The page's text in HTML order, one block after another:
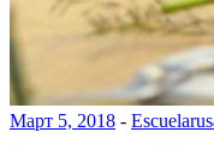
Март 5, 2018 -